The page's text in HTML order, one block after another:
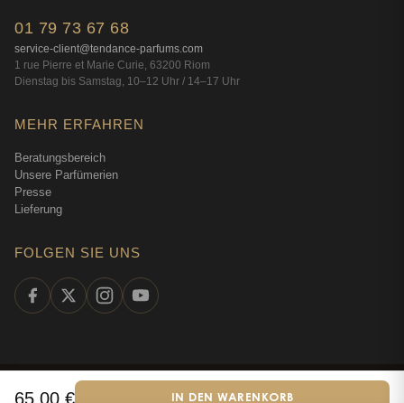
65,00 € IN DEN WARENKORB
01 79 73 67 68
service-client@tendance-parfums.com
1 rue Pierre et Marie Curie, 63200 Riom
Dienstag bis Samstag, 10–12 Uhr / 14–17 Uhr
MEHR ERFAHREN
Beratungsbereich
Unsere Parfümerien
Presse
Lieferung
FOLGEN SIE UNS
2026